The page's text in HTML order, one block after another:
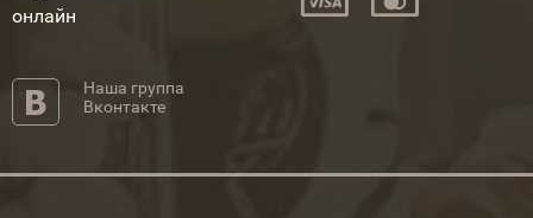
онлайн
Наша группа
Вконтакте